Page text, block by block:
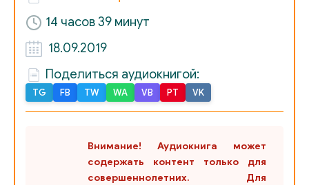
025
026_Глава 11
028_Глава 12
14 часов 39 минут
18.09.2019
Поделиться аудиокнигой:
TG FB TW WA VB PT VK
Внимание! Аудиокнига может
содержать контент только для
совершеннолетних. Для